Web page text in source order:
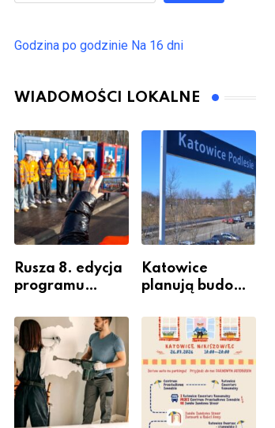
Godzina po godzinie Na 16 dni
WIADOMOŚCI LOKALNE
Rusza 8. edycja
programu
Miastem
Fachowców” –
nabór dla
przedsiębiorców
Katowice
planują budowę
przesiadkoweg
o w Podlesiu